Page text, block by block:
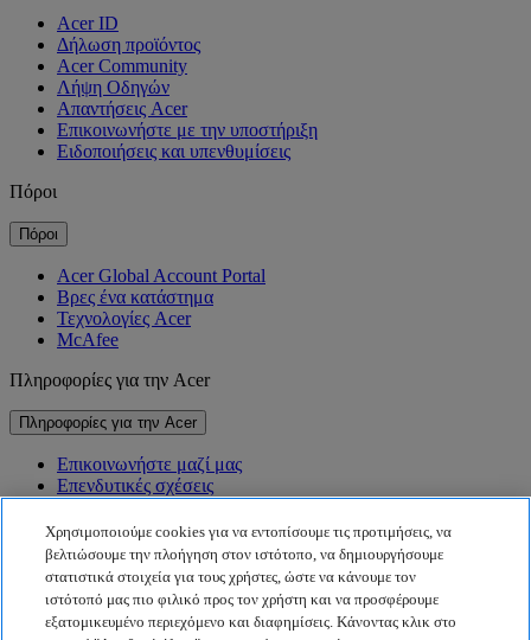
Acer ID
Δήλωση προϊόντος
Acer Community
Λήψη Οδηγών
Απαντήσεις Acer
Επικοινωνήστε με την υποστήριξη
Ειδοποιήσεις και υπενθυμίσεις
Πόροι
Πόροι
Acer Global Account Portal
Βρες ένα κατάστημα
Τεχνολογίες Acer
McAfee
Πληροφορίες για την Acer
Πληροφορίες για την Acer
Επικοινωνήστε μαζί μας
Επενδυτικές σχέσεις
Βραβεία
Εκδηλώσεις
Βιωσιμότητα
Βιωσιμότητα
Χρησιμοποιούμε cookies για να εντοπίσουμε τις προτιμήσεις, να
βελτιώσουμε την πλοήγηση στον ιστότοπο, να δημιουργήσουμε
στατιστικά στοιχεία για τους χρήστες, ώστε να κάνουμε τον
ιστότοπό μας πιο φιλικό προς τον χρήστη και να προσφέρουμε
εξατομικευμένο περιεχόμενο και διαφημίσεις. Κάνοντας κλικ στο